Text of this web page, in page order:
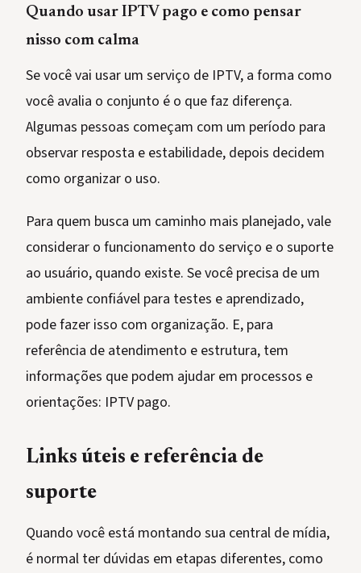
Quando usar IPTV pago e como pensar
nisso com calma
Se você vai usar um serviço de IPTV, a forma como
você avalia o conjunto é o que faz diferença.
Algumas pessoas começam com um período para
observar resposta e estabilidade, depois decidem
como organizar o uso.
Para quem busca um caminho mais planejado, vale
considerar o funcionamento do serviço e o suporte
ao usuário, quando existe. Se você precisa de um
ambiente confiável para testes e aprendizado,
pode fazer isso com organização. E, para
referência de atendimento e estrutura, tem
informações que podem ajudar em processos e
orientações: IPTV pago.
Links úteis e referência de
suporte
Quando você está montando sua central de mídia,
é normal ter dúvidas em etapas diferentes, como